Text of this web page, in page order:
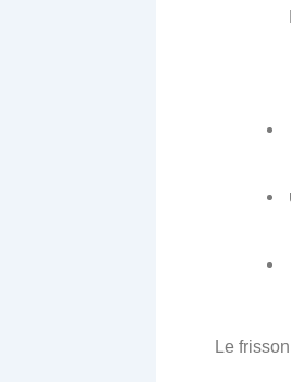
Le